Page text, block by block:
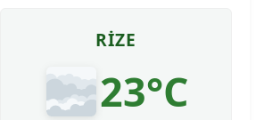
RIZE
23°C